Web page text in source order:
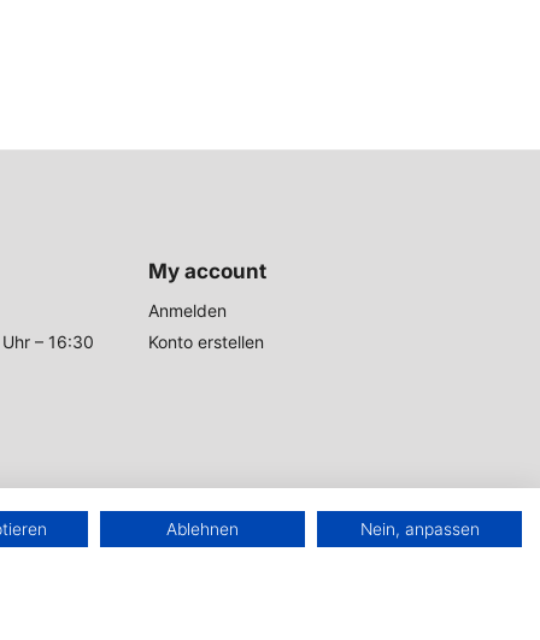
– 16:30
My account
Anmelden
Konto erstellen
Ablehnen Nein, anpassen